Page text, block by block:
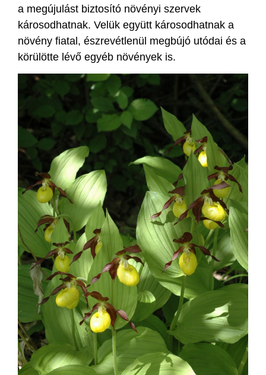
a megújulást biztosító növényi szervek
károsodhatnak. Velük együtt károsodhatnak a
növény fiatal, észrevétlenül megbújó utódai és a
körülötte lévő egyéb növények is.